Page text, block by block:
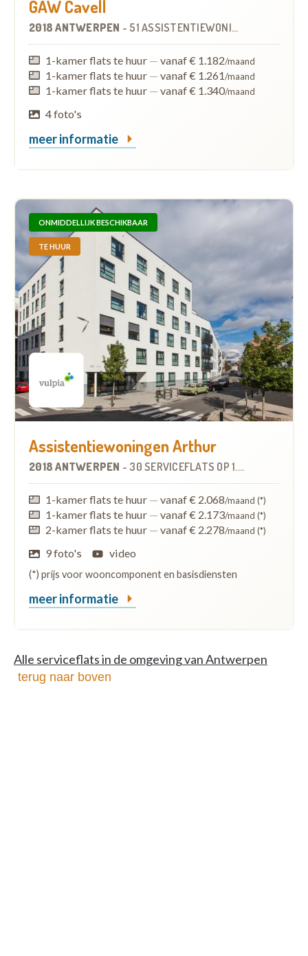
GAW Cavell
2018 ANTWERPEN - 51 ASSISTENTIEWONINGEN
1-kamer flats te huur — vanaf € 1.182/maand
1-kamer flats te huur — vanaf € 1.261/maand
1-kamer flats te huur — vanaf € 1.340/maand
4 foto's
meer informatie
ONMIDDELLIJK BESCHIKBAAR
TE HUUR
Assistentiewoningen Arthur
2018 ANTWERPEN - 30 SERVICEFLATS OP 1.0 KM
1-kamer flats te huur — vanaf € 2.068/maand (*)
1-kamer flats te huur — vanaf € 2.173/maand (*)
2-kamer flats te huur — vanaf € 2.278/maand (*)
9 foto's video
(*) prijs voor wooncomponent en basisdiensten
meer informatie
Alle serviceflats in de omgeving van Antwerpen
terug naar boven